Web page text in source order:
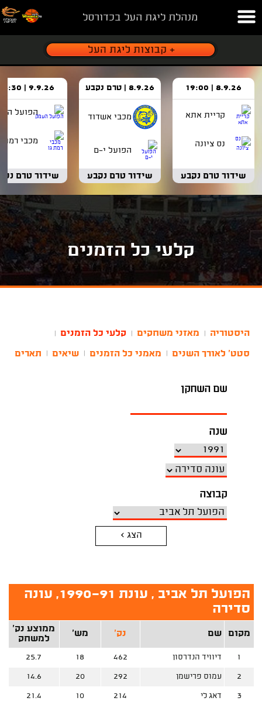
מנהלת ליגת העל בכדורסל
8.9.26 | 19:00
קריית אתא
נס ציונה
שידור טרם נקבע
8.9.26 | טרם נקבע
מכבי אשדוד
הפועל י-ם
שידור טרם נקבע
9.9.26 | 18:30
הפועל
מכבי רמת
שידור טרם
קלעי כל הזמנים
היסטוריה מאזני משחקים קלעי כל הזמנים
סטט' לאורך השנים מאמני כל הזמנים שיאים תארים
שם השחקן
שנה
קבוצה
הצג >
הפועל תל אביב , עונת 1990-91, עונה
סדירה
מקום שם נק' מש'
ממוצע נק'
למשחק
1 דיוויד הנדרסון 462
18
25.7
2 עמוס פרישמן 292
20
14.6
3 דאג לי 214
10
21.4